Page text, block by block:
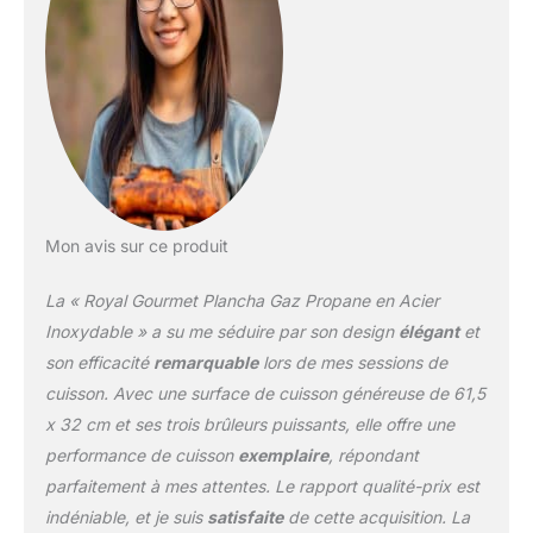
Efficace: Les 3 brûleurs
en acier inoxydable,
d'une puissance totale
de 7,5 kW, offrent une
chaleur et des
performances
puissantes. Avec
un démarrage rapide et
sans effort. Conception
Conviviale: Une fois les
serrés, ils empêchent
efficacement le plateau
de cuisson de bouger et
garantissent un
transport en toute
sécurité. La plaque est
Mon avis sur ce produit
La « Royal Gourmet Plancha Gaz Propane en Acier
Inoxydable » a su me séduire par son design élégantet
son efficacité remarquablelors de mes sessions de
cuisson. Avec une surface de cuisson généreuse de 61,5
x 32 cm et ses trois brûleurs puissants, elle offre une
performance de cuisson exemplaire, répondant
parfaitement à mes attentes. Le rapport qualité-prix est
indéniable, et je suis satisfaitede cette acquisition. La